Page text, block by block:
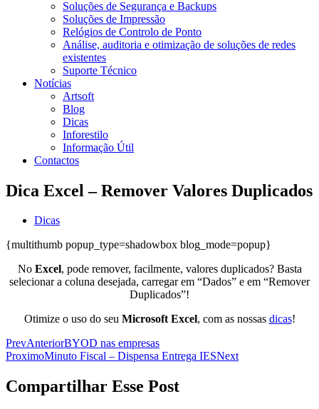
Soluções de Segurança e Backups
Soluções de Impressão
Relógios de Controlo de Ponto
Análise, auditoria e otimização de soluções de redes
existentes
Suporte Técnico
Notícias
Artsoft
Blog
Dicas
Inforestilo
Informação Útil
Contactos
Dica Excel – Remover Valores Duplicados
Dicas
{multithumb popup_type=shadowbox blog_mode=popup}
No Excel, pode remover, facilmente, valores duplicados? Basta
selecionar a coluna desejada, carregar em “Dados” e em “Remover
Duplicados”!
Otimize o uso do seu Microsoft Excel, com as nossas dicas!
PrevAnteriorBYOD nas empresas
ProximoMinuto Fiscal – Dispensa Entrega IESNext
Compartilhar Esse Post